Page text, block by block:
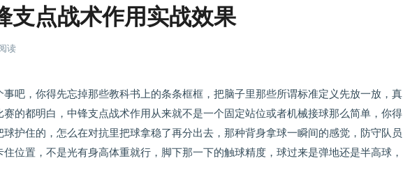
支点战术作用实战效果
读
吧，你得先忘掉那些教科书上的条条框框，把脑子里那些所谓标准定义先放一放，真
的都明白，中锋支点战术作用从来就不是一个固定站位或者机械接球那么简单，你得
护住的，怎么在对抗里把球拿稳了再分出去，那种背身拿球一瞬间的感觉，防守队员
位置，不是光有身高体重就行，脚下那一下的触球精度，球过来是弹地还是半高球，